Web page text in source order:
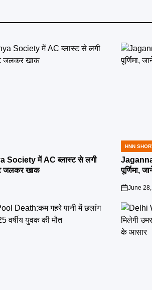
Society में AC ब्लास्ट से लगी
जलकर खाक
POSTED
IN
HNN
पूर्णिमा,
on
June